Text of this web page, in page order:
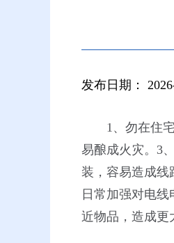
发布日期：
1、勿在住
易酿成火灾。3
装，容易造成线
日常加强对电
近物品，造成更